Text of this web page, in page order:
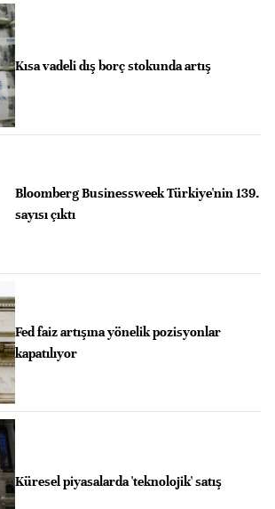
Kısa vadeli dış borç stokunda artış
Bloomberg Businessweek Türkiye'nin 139.
sayısı çıktı
Fed faiz artışına yönelik pozisyonlar
kapatılıyor
Küresel piyasalarda 'teknolojik' satış